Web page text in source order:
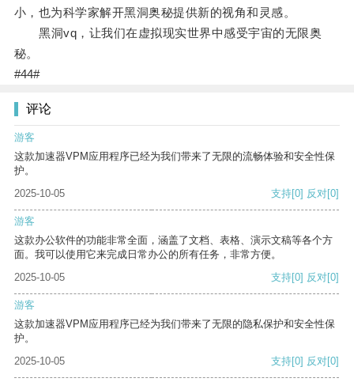
小，也为科学家解开黑洞奥秘提供新的视角和灵感。
黑洞vq，让我们在虚拟现实世界中感受宇宙的无限奥
秘。
#44#
评论
游客
这款加速器VPM应用程序已经为我们带来了无限的流畅体验和安全性保
护。
2025-10-05
支持[0] 反对[0]
游客
这款办公软件的功能非常全面，涵盖了文档、表格、演示文稿等各个方
面。我可以使用它来完成日常办公的所有任务，非常方便。
2025-10-05
支持[0] 反对[0]
游客
这款加速器VPM应用程序已经为我们带来了无限的隐私保护和安全性保
护。
2025-10-05
支持[0] 反对[0]